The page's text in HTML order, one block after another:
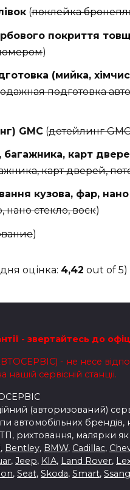
(поклейка
покриття
)
(мийка,
подготовка
GMC(детейлинг GMC
багажника, карт
карт дверей,
кузова, фар, нано
нано стекло, воск)
)
оцінка: 4,42 out of 5)
- звертайтесь до
- не несе
нашій сервісній станції.
(авторизований)
автомобільних брендів,
рихтовання, малярки
, Bentley, BMW, Cadillac,
, Jeep, KIA, Land Rover,
, Seat, Skoda, Smart,